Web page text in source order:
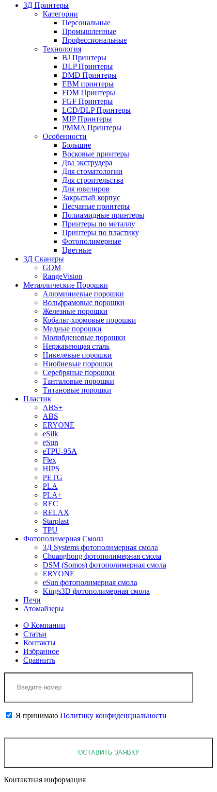
3Д Принтеры
Категории
Персональные
Промышленные
Профессиональные
Технология
BJ Принтеры
DLP Принтеры
DMD Принтеры
EBM принтеры
FDM Принтеры
FGF Принтеры
LCD/DLP Принтеры
MJP Принтеры
PMMA Принтеры
Особенности
Большие
Восковые принтеры
Два экструдера
Для стоматологии
Для строительства
Для ювелиров
Закрытый корпус
Песчаные принтеры
Полиамидные принтеры
Принтеры по металлу
Принтеры по пластику
Фотополимерные
Цветные
3Д Сканеры
GOM
RangeVision
Металлические Порошки
Алюминиевые порошки
Вольфрамовые порошки
Железные порошки
Кобальт-хромовые порошки
Медные порошки
Молибденовые порошки
Нержавеющая сталь
Никелевые порошки
Ниобиевые порошки
Серебряные порошки
Танталовые порошки
Титановые порошки
Пластик
ABS+
ABS
ERYONE
eSilk
eSun
eTPU-95A
Flex
HIPS
PETG
PLA
PLA+
REC
RELAX
Starplast
TPU
Фотополимерная Смола
3Д Systems фотополимерная смола
Chuanghong фотополимерная смола
DSM (Somos) фотополимерная смола
ERYONE
eSun фотополимерная смола
Kings3D фотополимерная смола
Печи
Атомайзеры
О Компании
Статьи
Контакты
Избранное
Сравнить
Я принимаю Политику конфиденциальности
Контактная информация